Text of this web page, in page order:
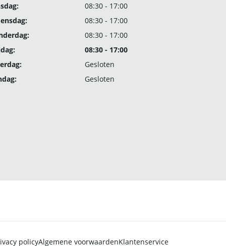
08:30 - 17:00
08:30 - 17:00
08:30 - 17:00
08:30 - 17:00
Gesloten
Gesloten
policyAlgemene voorwaardenKlantenservice